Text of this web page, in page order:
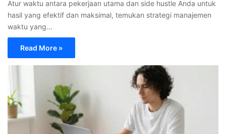
Atur waktu antara pekerjaan utama dan side hustle Anda untuk
hasil yang efektif dan maksimal, temukan strategi manajemen
waktu yang…
Read More »